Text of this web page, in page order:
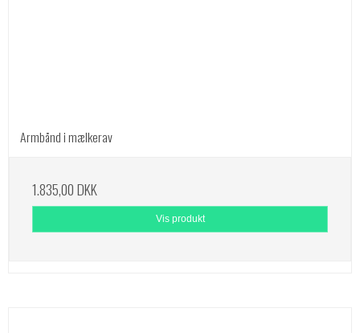
Armbånd i mælkerav
1.835,00 DKK
Vis produkt